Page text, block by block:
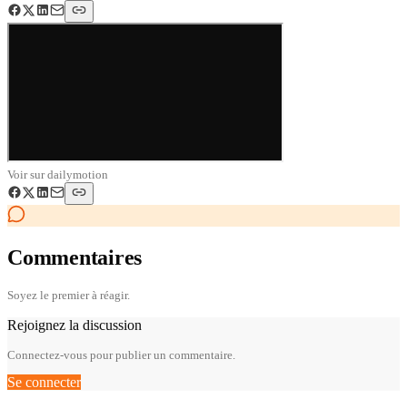
Voir surdailymotion
Commentaires
Soyez le premier à réagir.
Rejoignez la discussion
Connectez-vous pour publier un commentaire.
Se connecter